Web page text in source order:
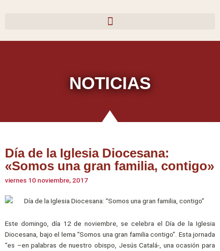
NOTICIAS
Día de la Iglesia Diocesana:
«Somos una gran familia, contigo»
viernes 10 noviembre, 2017
Este domingo, día 12 de noviembre, se celebra el Día de la Iglesia
Diocesana, bajo el lema “Somos una gran familia contigo”. Esta jornada
“es –en palabras de nuestro obispo, Jesús Catalá-, una ocasión para